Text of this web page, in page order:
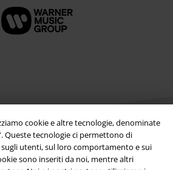
cookie e altre tecnologie, denominate
Queste tecnologie ci permettono di
utenti, sul loro comportamento e sui
sono inseriti da noi, mentre altri